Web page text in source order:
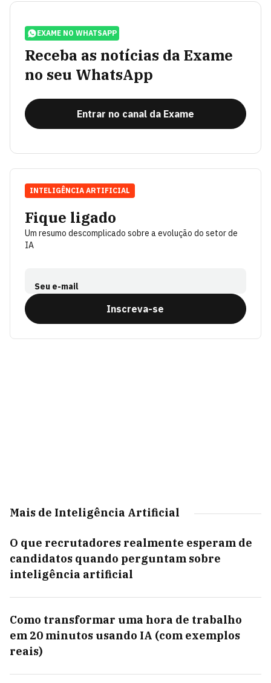
EXAME NO WHATSAPP
Receba as notícias da Exame
no seu WhatsApp
Entrar no canal da Exame
Fique ligado
Um resumo descomplicado sobre a evolução do setor de
IA
Seu e-mail
Inscreva-se
INTELIGÊNCIA ARTIFICIAL
Mais de Inteligência Artificial
O que recrutadores realmente esperam de
candidatos quando perguntam sobre
inteligência artificial
Como transformar uma hora de trabalho
em 20 minutos usando IA (com exemplos
reais)